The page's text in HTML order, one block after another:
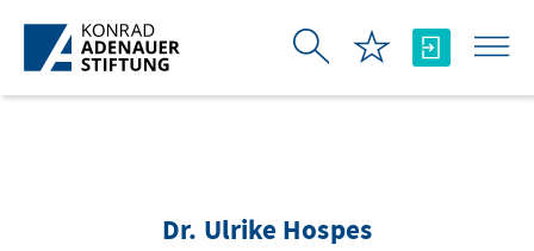
Skip to Main Content
Dr. Ulrike Hospes